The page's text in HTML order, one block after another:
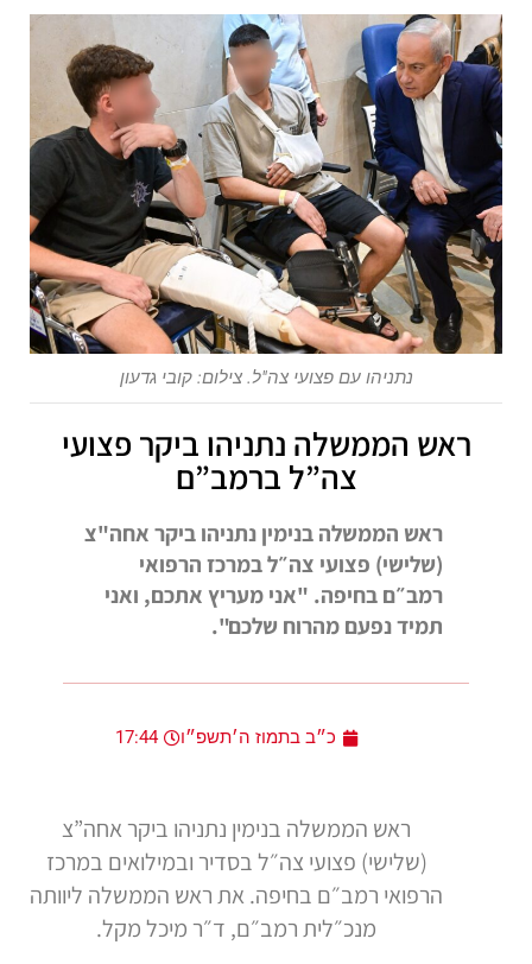
נתניהו עם פצועי צה"ל. צילום: קובי גדעון
ראש הממשלה נתניהו ביקר פצועי
צה”ל ברמב”ם
ראש הממשלה בנימין נתניהו ביקר אחה"צ
(שלישי) פצועי צה״ל במרכז הרפואי
רמב״ם בחיפה. "אני מעריץ אתכם, ואני
תמיד נפעם מהרוח שלכם".
כ״ב בתמוז ה׳תשפ״ו 17:44
ראש הממשלה בנימין נתניהו ביקר אחה”צ
(שלישי) פצועי צה״ל בסדיר ובמילואים במרכז
הרפואי רמב״ם בחיפה. את ראש הממשלה ליוותה
מנכ״לית רמב״ם, ד״ר מיכל מקל.